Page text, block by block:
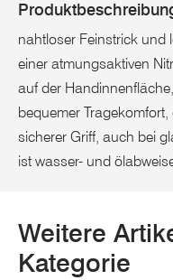
nahtloser Feinstrick und
einer atmungsaktiven
auf der
bequemer
sicherer Griff, auch bei
ist wasser- und
Weitere
Kategorie